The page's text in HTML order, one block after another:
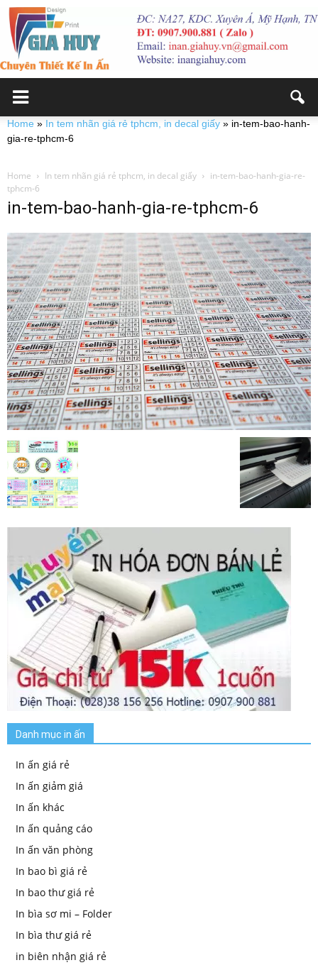
Home » In tem nhãn giá rẻ tphcm, in decal giấy » in-tem-bao-hanh-
gia-re-tphcm-6
Home In tem nhãn giá rẻ tphcm, in decal giấy
in-tem-bao-hanh-gia-re-
tphcm-6
in-tem-bao-hanh-gia-re-tphcm-6
Danh mục in ấn
In ấn giá rẻ
In ấn giảm giá
In ấn khác
In ấn quảng cáo
In ấn văn phòng
In bao bì giá rẻ
In bao thư giá rẻ
In bìa sơ mi – Folder
In bìa thư giá rẻ
in biên nhận giá rẻ